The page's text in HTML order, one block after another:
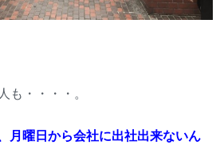
も・・・・。
月曜日から会社に出社出来ないん